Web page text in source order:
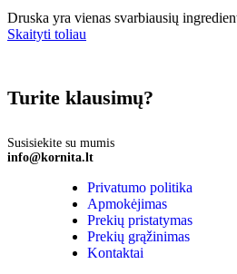
Druska yra vienas svarbiausių
Skaityti toliau
Turite klausimų?
Susisiekite su mumis
info@kornita.lt
Privatumo politika
Apmokėjimas
Prekių pristatymas
Prekių grąžinimas
Kontaktai